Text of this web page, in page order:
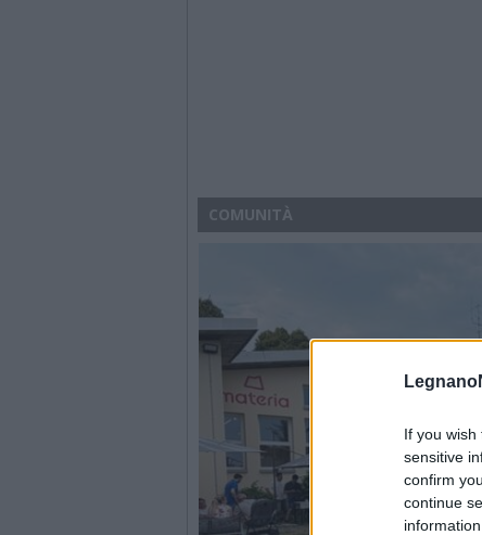
If you
sensitive
confirm
continue
COMUNITÀ